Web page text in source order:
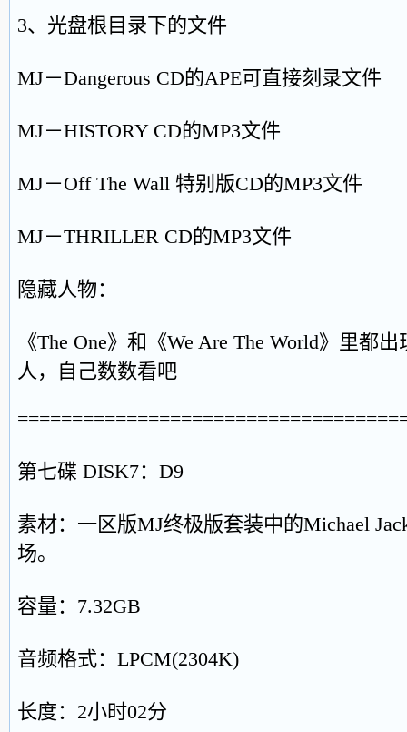
3、光盘根目录下的文件
MJ－Dangerous CD的APE可直接刻录文件
MJ－HISTORY CD的MP3文件
MJ－Off The Wall 特别版CD的MP3文件
MJ－THRILLER CD的MP3文件
隐藏人物：
《The One》和《We Are The World》里都
人，自己数数看吧
第七碟 DISK7：D9
素材：一区版MJ终极版套装中的Michael
场。
容量：7.32GB
音频格式：LPCM(2304K)
长度：2小时02分